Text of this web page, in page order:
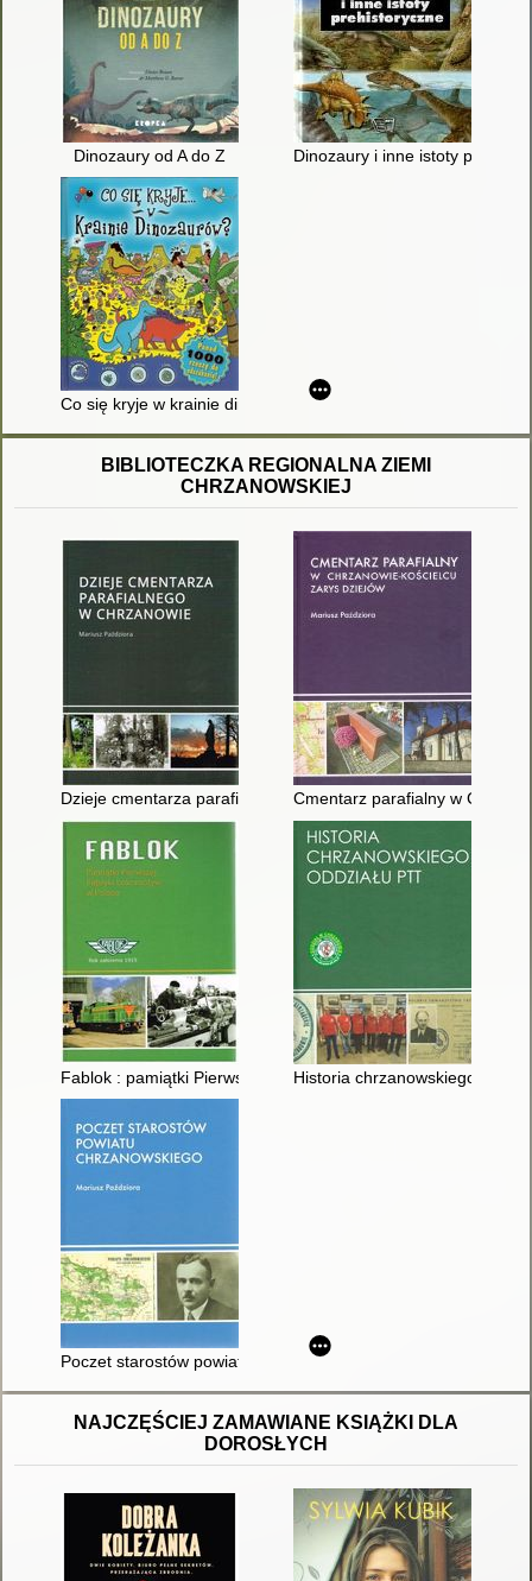
Dinozaury od A do Z Dinozaury i inne istoty
Co się kryje w krainie dinozaurów?
BIBLIOTECZKA REGIONALNA ZIEMI
CHRZANOWSKIEJ
Dzieje cmentarza parafialnego w Chrzanowie
Cmentarz parafialny w
Fablok : pamiątki Pierwszej Fabryki Lokomotyw w Polsce
Historia chrzanowskiego
Poczet starostów powiatu chrzanowskiego
NAJCZĘŚCIEJ ZAMAWIANE KSIĄŻKI DLA
DOROSŁYCH